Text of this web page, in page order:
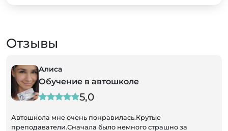
Отзывы
Алиса
Обучение в автошколе
5,0
Автошкола мне очень понравилась.Крутые
преподаватели.Сначала было немного страшно за